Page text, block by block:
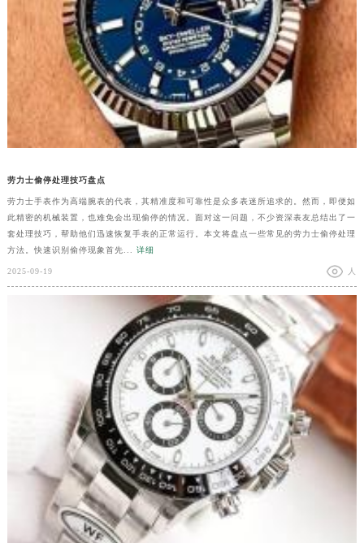
劳力士偷停处理技巧盘点
劳力士手表作为高端腕表的代表，其精准度和可靠性是众多表迷所追求的。然而，即便如
此精密的机械装置，也难免会出现偷停的情况。面对这一问题，不少资深表友总结出了一
套处理技巧，帮助他们迅速恢复手表的正常运行。本文将盘点一些常见的劳力士偷停处理
方法。快速识别偷停现象首先... 详细
2025-09-19 人